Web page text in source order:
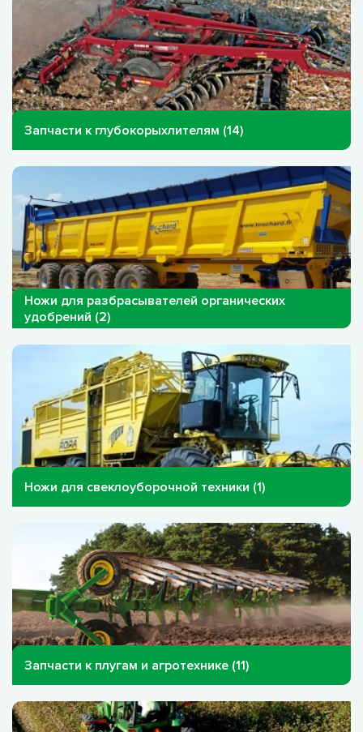
Запчасти к глубокорыхлителям (14)
Ножи для разбрасывателей органических
удобрений (2)
Ножи для свеклоуборочной техники (1)
Запчасти к плугам и агротехнике (11)